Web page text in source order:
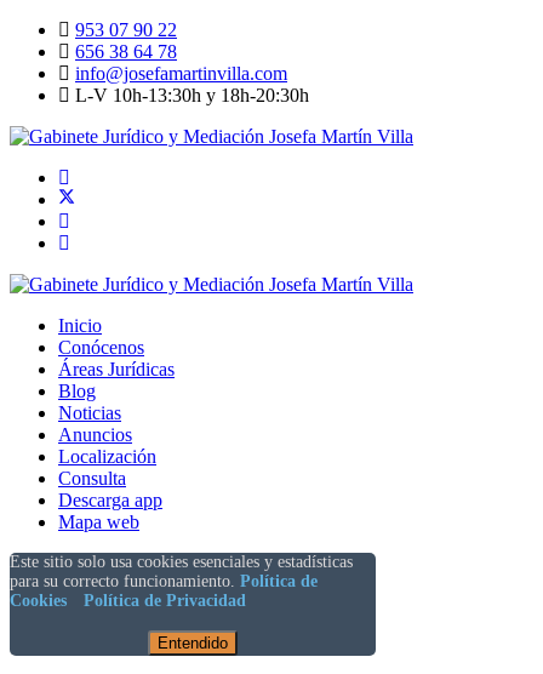
953 07 90 22
656 38 64 78
info@josefamartinvilla.com
L-V 10h-13:30h y 18h-20:30h
Inicio
Conócenos
Áreas Jurídicas
Blog
Noticias
Anuncios
Localización
Consulta
Descarga app
Mapa web
Este sitio solo usa cookies esenciales y estadísticas
para su correcto funcionamiento. Política de
Cookies
Política de Privacidad
Entendido